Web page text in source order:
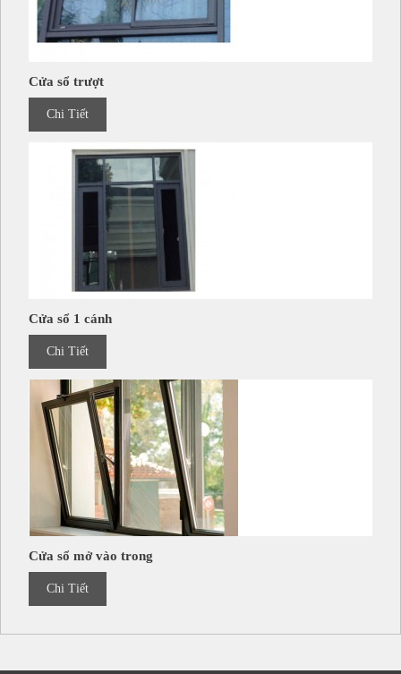
Cửa sổ trượt
Chi Tiết
Cửa sổ 1 cánh
Chi Tiết
Cửa sổ mở vào trong
Chi Tiết